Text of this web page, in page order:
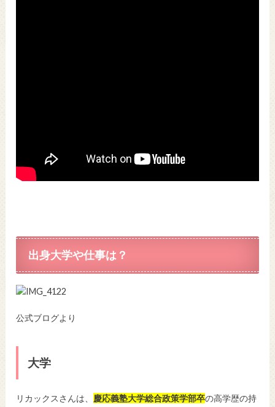
出身大学や仕事は？
公式ブログより
大学
リカックスさんは、 慶応義塾大学総合政策学部卒の高学歴の持